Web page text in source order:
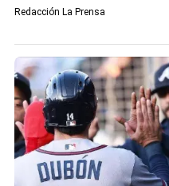
Redacción La Prensa